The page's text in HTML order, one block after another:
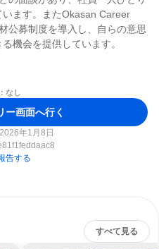
ます。またOkasan Career
公募制度を導入し、自らの意思
なし
ー画面へ行く
年1月8日
告する
すべて見る